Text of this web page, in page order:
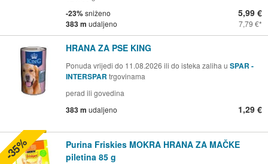
-23%sniženo
383 m udaljeno
5,99 €
7,79 €
HRANA ZA PSE KING
Ponuda vrijedi do 11.08.2026 ili do isteka zaliha u SPAR -
INTERSPAR trgovinama
perad ili govedina
383 m udaljeno 1,29 €
Purina Friskies MOKRA HRANA ZA MAČKE
piletina 85 g
-35%